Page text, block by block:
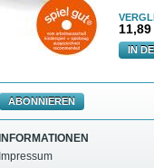
11,89
IN
ABONNIEREN
INFORMATIONEN
Impressum